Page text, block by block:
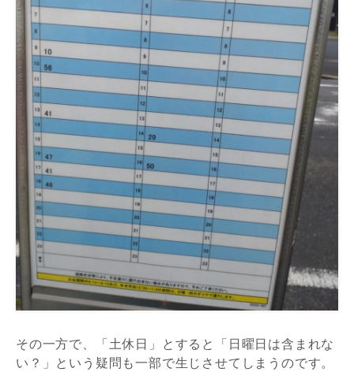
その一方で、「土休日」とすると「日曜日は含まれな
い？」という疑問も一部で生じさせてしまうのです。